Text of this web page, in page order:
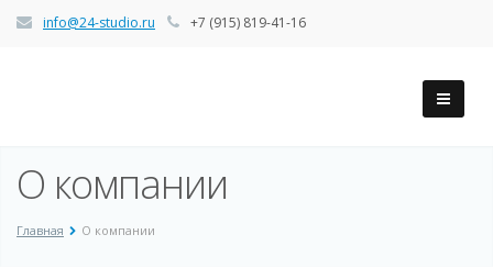
info@24-studio.ru +7 (915) 819-41-16
О компании
Главная О компании